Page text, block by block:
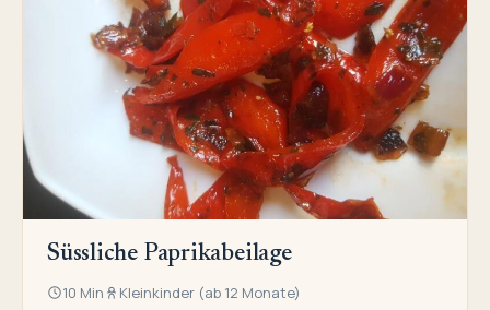
Süssliche Paprikabeilage
10 Min Kleinkinder (ab 12 Monate)